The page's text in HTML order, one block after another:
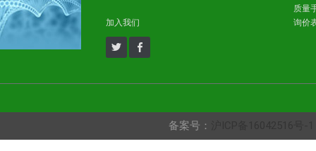
加入我们
质量
询价
备案号：